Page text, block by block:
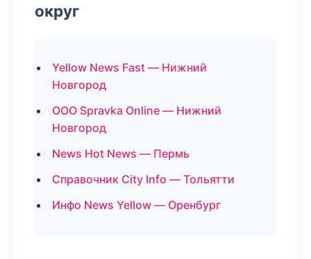
округ
Yellow News Fast — Нижний
Новгород
ООО Spravka Online — Нижний
Новгород
News Hot News — Пермь
Справочник City Info — Тольятти
Инфо News Yellow — Оренбург